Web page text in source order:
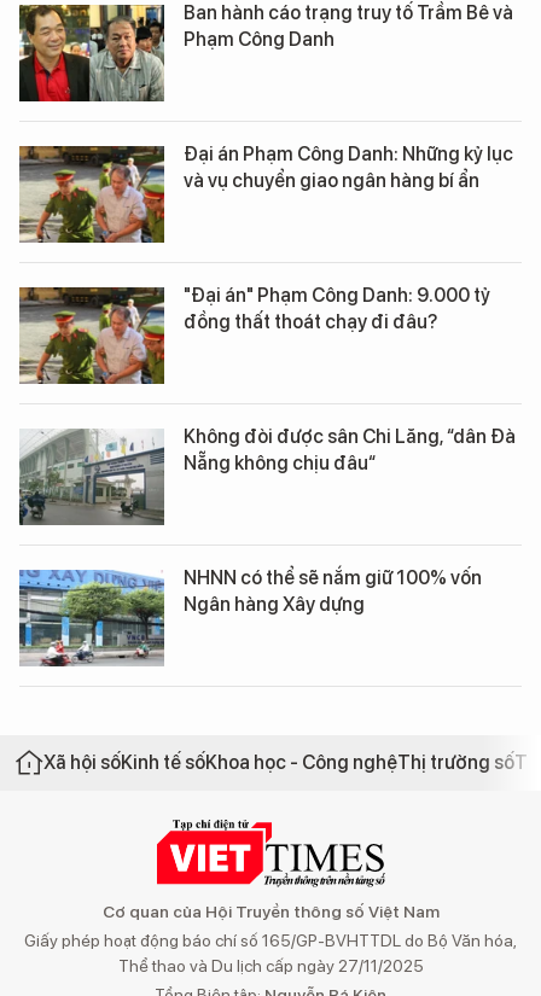
Ban hành cáo trạng truy tố Trầm Bê và
Phạm Công Danh
Đại án Phạm Công Danh: Những kỷ lục
và vụ chuyển giao ngân hàng bí ẩn
"Đại án" Phạm Công Danh: 9.000 tỷ
đồng thất thoát chạy đi đâu?
Không đòi được sân Chi Lăng, “dân Đà
Nẵng không chịu đâu“
NHNN có thể sẽ nắm giữ 100% vốn
Ngân hàng Xây dựng
Xã hội sốKinh tế sốKhoa học - Công nghệThị trường số
Cơ quan của Hội Truyền thông số Việt Nam
Giấy phép hoạt động báo chí số 165/GP-BVHTTDL do Bộ Văn hóa,
Thể thao và Du lịch cấp ngày 27/11/2025